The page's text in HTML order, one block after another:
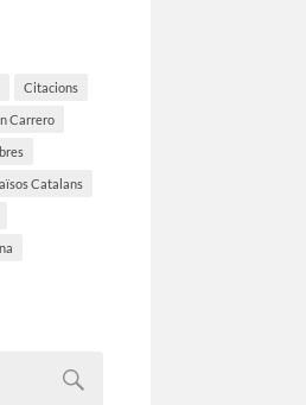
Citacions
Carrero
Catalans